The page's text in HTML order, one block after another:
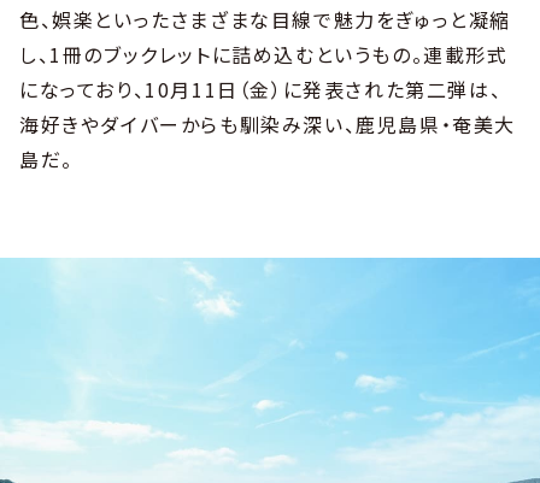
色、娯楽といったさまざまな目線で魅力をぎゅっと凝縮
し、1冊のブックレットに詰め込むというもの。連載形式
になっており、10月11日（金）に発表された第二弾は、
海好きやダイバーからも馴染み深い、鹿児島県・奄美大
島だ。